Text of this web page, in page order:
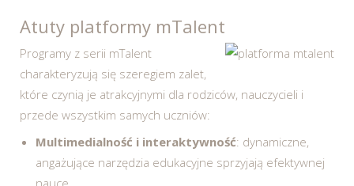
Atuty platformy mTalent
Programy z serii mTalent
charakteryzują się szeregiem zalet,
które czynią je atrakcyjnymi dla rodziców, nauczycieli i
przede wszystkim samych uczniów:
Multimedialność i interaktywność: dynamiczne,
angażujące narzędzia edukacyjne sprzyjają efektywnej